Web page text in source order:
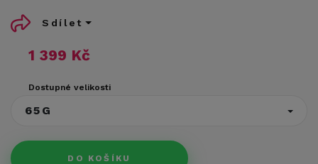
1 399 Kč
Dostupné velikosti
65G
DO KOŠÍKU
Sdílet